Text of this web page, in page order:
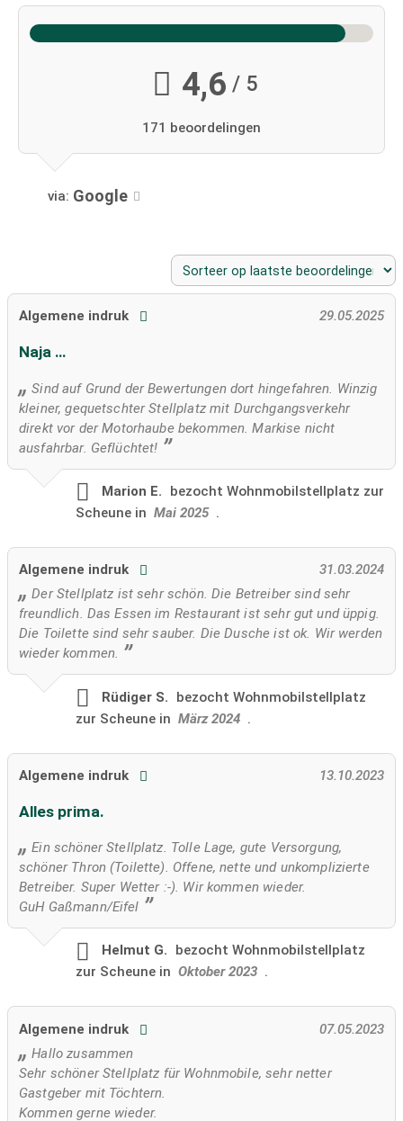
4,6 / 5
171 beoordelingen
via: Google
Algemene indruk 29.05.2025
Naja …
Sind auf Grund der Bewertungen dort hingefahren. Winzig
kleiner, gequetschter Stellplatz mit Durchgangsverkehr
direkt vor der Motorhaube bekommen. Markise nicht
ausfahrbar. Geflüchtet!
Marion E. bezocht Wohnmobilstellplatz zur
Scheune in Mai 2025 .
Algemene indruk
31.03.2024
Der Stellplatz ist sehr schön. Die Betreiber sind sehr
freundlich. Das Essen im Restaurant ist sehr gut und üppig.
Die Toilette sind sehr sauber. Die Dusche ist ok. Wir werden
wieder kommen.
Rüdiger S. bezocht Wohnmobilstellplatz
zur Scheune in März 2024 .
Algemene indruk 13.10.2023
Alles prima.
Ein schöner Stellplatz. Tolle Lage, gute Versorgung,
schöner Thron (Toilette). Offene, nette und unkomplizierte
Betreiber. Super Wetter :-). Wir kommen wieder.
GuH Gaßmann/Eifel
Helmut G. bezocht Wohnmobilstellplatz
zur Scheune in Oktober 2023 .
Algemene indruk
07.05.2023
Hallo zusammen
Sehr schöner Stellplatz für Wohnmobile, sehr netter
Gastgeber mit Töchtern.
Kommen gerne wieder.